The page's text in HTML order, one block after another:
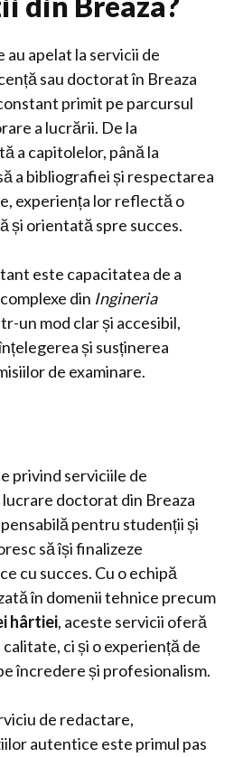
apelat la servicii de
sau doctorat în Breaza
primit pe parcursul
a lucrării. De la
a capitolelor, până la
a bibliografiei și respectarea
experiența lor reflectă o
și orientată spre succes.
este capacitatea de a
din Ingineria
un mod clar și accesibil,
și susținerea
de examinare.
privind serviciile de
doctorat din Breaza
pentru studenții și
să își finalizeze
cu succes. Cu o echipă
în domenii tehnice precum
hârtiei, aceste servicii oferă
ci și o experiență de
încredere și profesionalism.
de redactare,
autentice este primul pas